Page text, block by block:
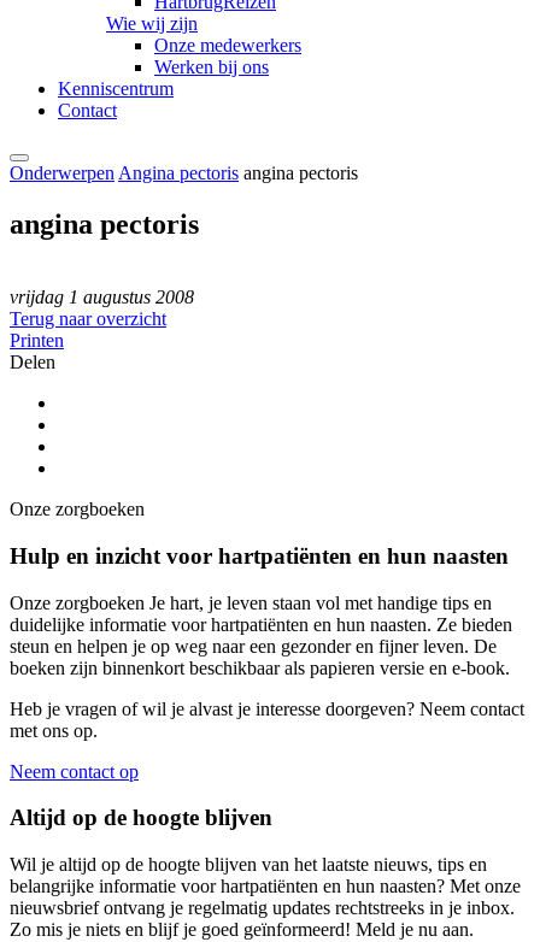
Wie wij zijn
Onze medewerkers
Werken bij ons
Kenniscentrum
Contact
OnderwerpenAngina pectoris angina pectoris
angina pectoris
vrijdag 1 augustus 2008
Terug naar overzicht
Printen
Delen
Onze zorgboeken
Hulp en inzicht voor hartpatiënten en hun naasten
Onze zorgboeken Je hart, je leven staan vol met handige tips en
duidelijke informatie voor hartpatiënten en hun naasten. Ze bieden
steun en helpen je op weg naar een gezonder en fijner leven. De
boeken zijn binnenkort beschikbaar als papieren versie en e-book.
Heb je vragen of wil je alvast je interesse doorgeven? Neem contact
met ons op.
Neem contact op
Altijd op de hoogte blijven
Wil je altijd op de hoogte blijven van het laatste nieuws, tips en
belangrijke informatie voor hartpatiënten en hun naasten? Met onze
nieuwsbrief ontvang je regelmatig updates rechtstreeks in je inbox.
Zo mis je niets en blijf je goed geïnformeerd! Meld je nu aan.